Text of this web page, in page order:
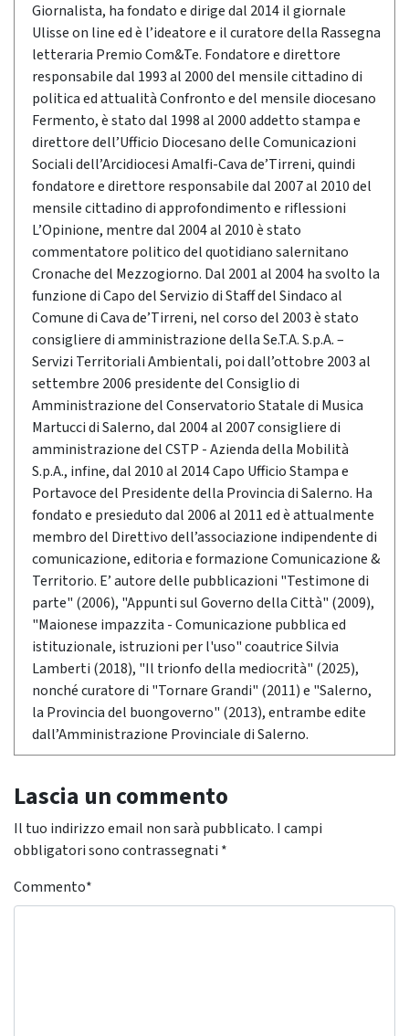
Giornalista, ha fondato e dirige dal 2014 il giornale
Ulisse on line ed è l’ideatore e il curatore della Rassegna
letteraria Premio Com&Te. Fondatore e direttore
responsabile dal 1993 al 2000 del mensile cittadino di
politica ed attualità Confronto e del mensile diocesano
Fermento, è stato dal 1998 al 2000 addetto stampa e
direttore dell’Ufficio Diocesano delle Comunicazioni
Sociali dell’Arcidiocesi Amalfi-Cava de’Tirreni, quindi
fondatore e direttore responsabile dal 2007 al 2010 del
mensile cittadino di approfondimento e riflessioni
L’Opinione, mentre dal 2004 al 2010 è stato
commentatore politico del quotidiano salernitano
Cronache del Mezzogiorno. Dal 2001 al 2004 ha svolto la
funzione di Capo del Servizio di Staff del Sindaco al
Comune di Cava de’Tirreni, nel corso del 2003 è stato
consigliere di amministrazione della Se.T.A. S.p.A. –
Servizi Territoriali Ambientali, poi dall’ottobre 2003 al
settembre 2006 presidente del Consiglio di
Amministrazione del Conservatorio Statale di Musica
Martucci di Salerno, dal 2004 al 2007 consigliere di
amministrazione del CSTP - Azienda della Mobilità
S.p.A., infine, dal 2010 al 2014 Capo Ufficio Stampa e
Portavoce del Presidente della Provincia di Salerno. Ha
fondato e presieduto dal 2006 al 2011 ed è attualmente
membro del Direttivo dell’associazione indipendente di
comunicazione, editoria e formazione Comunicazione &
Territorio. E’ autore delle pubblicazioni "Testimone di
parte" (2006), "Appunti sul Governo della Città" (2009),
"Maionese impazzita - Comunicazione pubblica ed
istituzionale, istruzioni per l'uso" coautrice Silvia
Lamberti (2018), "Il trionfo della mediocrità" (2025),
nonché curatore di "Tornare Grandi" (2011) e "Salerno,
la Provincia del buongoverno" (2013), entrambe edite
dall’Amministrazione Provinciale di Salerno.
Lascia un commento
Il tuo indirizzo email non sarà pubblicato. I campi
obbligatori sono contrassegnati *
Commento*